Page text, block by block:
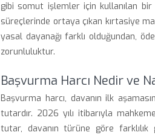
gibi somut işlemler için kullanılan bir
süreçlerinde ortaya çıkan kırtasiye
yasal dayanağı farklı olduğundan,
zorunluluktur.
Başvurma Harcı Nedir ve
Başvurma harcı, davanın ilk
tutardır. 2026 yılı itibarıyla
tutar, davanın türüne göre